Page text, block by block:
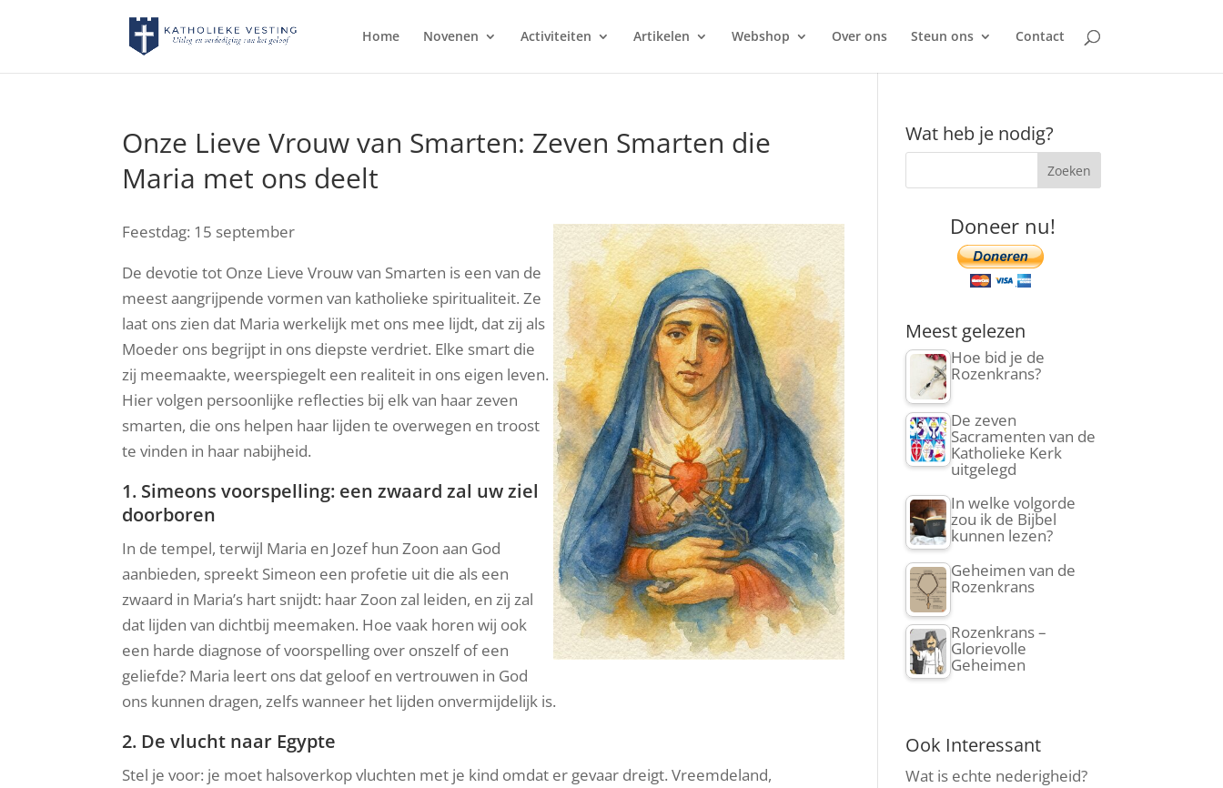
Home Novenen Activiteiten Artikelen Webshop Over ons Steun ons Contact
Onze Lieve Vrouw van Smarten: Zeven Smarten die
Maria met ons deelt
Feestdag: 15 september
De devotie tot Onze Lieve Vrouw van Smarten is een van de
meest aangrijpende vormen van katholieke spiritualiteit. Ze
laat ons zien dat Maria werkelijk met ons mee lijdt, dat zij als
Moeder ons begrijpt in ons diepste verdriet. Elke smart die
zij meemaakte, weerspiegelt een realiteit in ons eigen leven.
Hier volgen persoonlijke reflecties bij elk van haar zeven
smarten, die ons helpen haar lijden te overwegen en troost
te vinden in haar nabijheid.
1. Simeons voorspelling: een zwaard zal uw ziel
doorboren
In de tempel, terwijl Maria en Jozef hun Zoon aan God
aanbieden, spreekt Simeon een profetie uit die als een
zwaard in Maria’s hart snijdt: haar Zoon zal leiden, en zij zal
dat lijden van dichtbij meemaken. Hoe vaak horen wij ook
een harde diagnose of voorspelling over onszelf of een
geliefde? Maria leert ons dat geloof en vertrouwen in God
ons kunnen dragen, zelfs wanneer het lijden onvermijdelijk is.
2. De vlucht naar Egypte
Stel je voor: je moet halsoverkop vluchten met je kind omdat er gevaar dreigt. Vreemdeland,
Wat heb je nodig?
Doneer nu!
Meest gelezen
Hoe bid je de
Rozenkrans?
De zeven
Sacramenten van de
Katholieke Kerk
uitgelegd
In welke volgorde
zou ik de Bijbel
kunnen lezen?
Geheimen van de
Rozenkrans
Rozenkrans –
Glorievolle
Geheimen
Ook Interessant
Wat is echte nederigheid?